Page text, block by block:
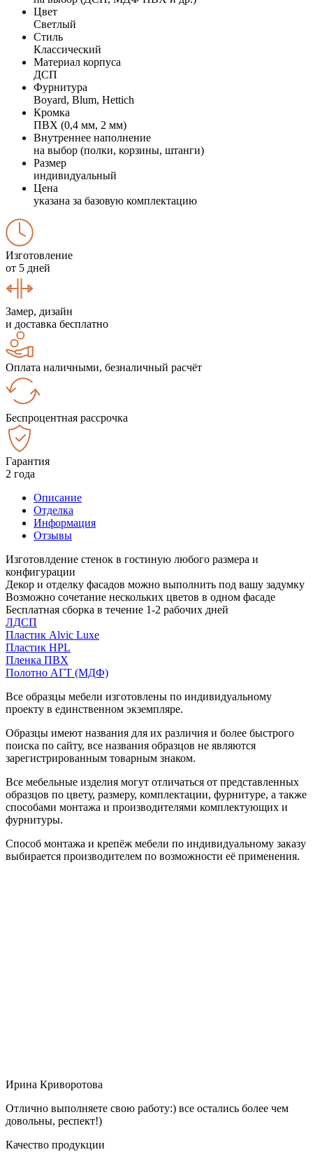
Цвет
Светлый
Стиль
Классический
Материал корпуса
ДСП
Фурнитура
Boyard, Blum, Hettich
Кромка
ПВХ (0,4 мм, 2 мм)
Внутреннее наполнение
на выбор (полки, корзины, штанги)
Размер
индивидуальный
Цена
указана за базовую комплектацию
Изготовление
от 5 дней
Замер, дизайн
и доставка бесплатно
Оплата наличными, безналичный расчёт
Беспроцентная рассрочка
Гарантия
2 года
Описание
Отделка
Информация
Отзывы
Изготовлдение стенок в гостиную любого размера и
конфигурации
Декор и отделку фасадов можно выполнить под вашу задумку
Возможно сочетание нескольких цветов в одном фасаде
Бесплатная сборка в течение 1-2 рабочих дней
ЛДСП
Пластик Alvic Luxe
Пластик HPL
Пленка ПВХ
Полотно АГТ (МДФ)
Все образцы мебели изготовлены по индивидуальному
проекту в единственном экземпляре.
Образцы имеют названия для их различия и более быстрого
поиска по сайту, все названия образцов не являются
зарегистрированным товарным знаком.
Все мебельные изделия могут отличаться от представленных
образцов по цвету, размеру, комплектации, фурнитуре, а также
способами монтажа и производителями комплектующих и
фурнитуры.
Способ монтажа и крепёж мебели по индивидуальному заказу
выбирается производителем по возможности её применения.
Ирина Криворотова
Отлично выполняете свою работу:) все остались более чем
довольны, респект!)
Качество продукции